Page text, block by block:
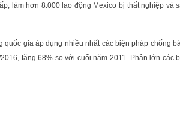
làm hơn 8.000 lao động Mexico bị thất nghiệp và
quốc gia áp dụng nhiều nhất các biện pháp chống
tăng 68% so với cuối năm 2011. Phần lớn